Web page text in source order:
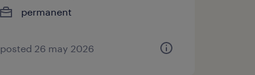
permanent
posted 26 may 2026